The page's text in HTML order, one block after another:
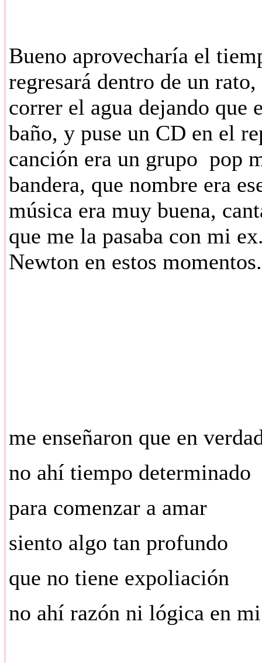
Bueno aprovecharía el
regresará dentro de un
correr el agua dejando
baño, y puse un CD en el
canción era un grupo pop
bandera, que nombre era
música era muy buena,
que me la pasaba con mi
Newton en estos momentos.
me enseñaron que en
no ahí tiempo determinado
para comenzar a amar
siento algo tan profundo
que no tiene expoliación
no ahí razón ni lógica en